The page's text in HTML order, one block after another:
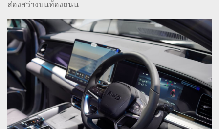
ส่องสว่างบนท้องถนน